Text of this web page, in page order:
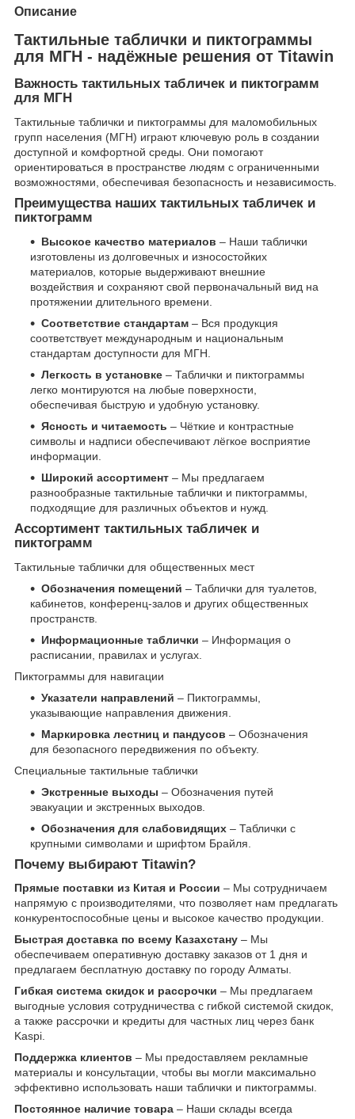
Описание
Тактильные таблички и пиктограммы
для МГН - надёжные решения от Titawin
Важность тактильных табличек и пиктограмм
для МГН
Тактильные таблички и пиктограммы для маломобильных
групп населения (МГН) играют ключевую роль в создании
доступной и комфортной среды. Они помогают
ориентироваться в пространстве людям с ограниченными
возможностями, обеспечивая безопасность и независимость.
Преимущества наших тактильных табличек и
пиктограмм
Высокое качество материалов – Наши таблички
изготовлены из долговечных и износостойких
материалов, которые выдерживают внешние
воздействия и сохраняют свой первоначальный вид на
протяжении длительного времени.
Соответствие стандартам – Вся продукция
соответствует международным и национальным
стандартам доступности для МГН.
Легкость в установке – Таблички и пиктограммы
легко монтируются на любые поверхности,
обеспечивая быструю и удобную установку.
Ясность и читаемость – Чёткие и контрастные
символы и надписи обеспечивают лёгкое восприятие
информации.
Широкий ассортимент – Мы предлагаем
разнообразные тактильные таблички и пиктограммы,
подходящие для различных объектов и нужд.
Ассортимент тактильных табличек и
пиктограмм
Тактильные таблички для общественных мест
Обозначения помещений – Таблички для туалетов,
кабинетов, конференц-залов и других общественных
пространств.
Информационные таблички – Информация о
расписании, правилах и услугах.
Пиктограммы для навигации
Указатели направлений – Пиктограммы,
указывающие направления движения.
Маркировка лестниц и пандусов – Обозначения
для безопасного передвижения по объекту.
Специальные тактильные таблички
Экстренные выходы – Обозначения путей
эвакуации и экстренных выходов.
Обозначения для слабовидящих – Таблички с
крупными символами и шрифтом Брайля.
Почему выбирают Titawin?
Прямые поставки из Китая и России – Мы сотрудничаем
напрямую с производителями, что позволяет нам предлагать
конкурентоспособные цены и высокое качество продукции.
Быстрая доставка по всему Казахстану – Мы
обеспечиваем оперативную доставку заказов от 1 дня и
предлагаем бесплатную доставку по городу Алматы.
Гибкая система скидок и рассрочки – Мы предлагаем
выгодные условия сотрудничества с гибкой системой скидок,
а также рассрочки и кредиты для частных лиц через банк
Kaspi.
Поддержка клиентов – Мы предоставляем рекламные
материалы и консультации, чтобы вы могли максимально
эффективно использовать наши таблички и пиктограммы.
Постоянное наличие товара – Наши склады всегда